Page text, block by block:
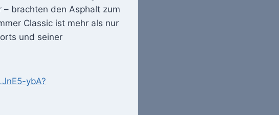
brachten den Asphalt zum
Classic ist mehr als nur
und seiner
ybA?